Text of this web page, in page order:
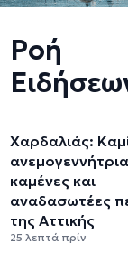
Ροή
Χαρδαλιάς:
καμένες και
αναδασωτέες
της Αττικής
25 λεπτά πρίν